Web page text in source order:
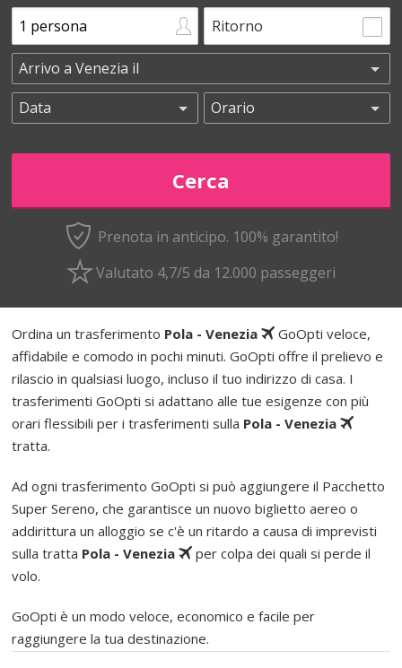
Ritorno
Prenota in anticipo. 100% garantito!
Valutato 4,7/5 da 12.000 passeggeri
Ordina un trasferimento Pola - Venezia
GoOpti veloce,
affidabile e comodo in pochi minuti. GoOpti offre il prelievo e
rilascio in qualsiasi luogo, incluso il tuo indirizzo di casa. I
trasferimenti GoOpti si adattano alle tue esigenze con più
orari flessibili per i trasferimenti sulla Pola - Venezia
tratta.
Ad ogni trasferimento GoOpti si può aggiungere il Pacchetto
Super Sereno, che garantisce un nuovo biglietto aereo o
addirittura un alloggio se c'è un ritardo a causa di imprevisti
sulla tratta Pola - Venezia
per colpa dei quali si perde il
volo.
GoOpti è un modo veloce, economico e facile per
raggiungere la tua destinazione.